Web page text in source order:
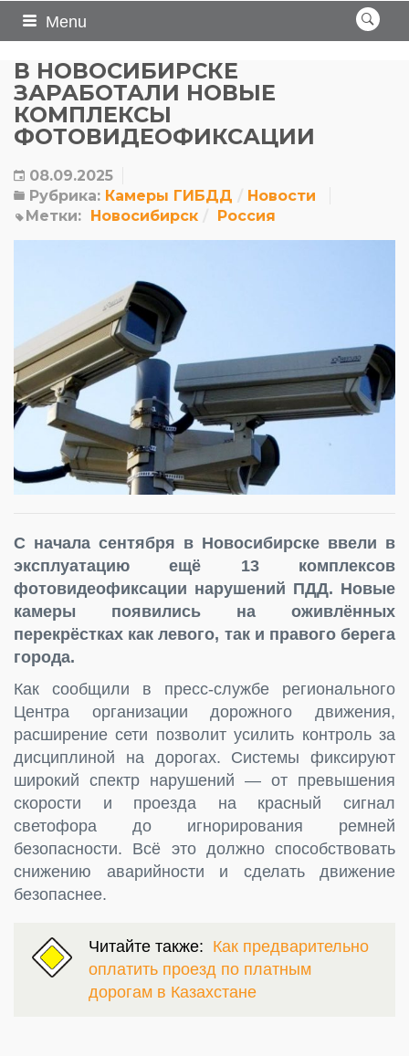
Menu
В НОВОСИБИРСКЕ
ЗАРАБОТАЛИ НОВЫЕ
КОМПЛЕКСЫ
ФОТОВИДЕОФИКСАЦИИ
08.09.2025
Рубрика: Камеры ГИБДД
Новости
Метки: Новосибирск Россия
С начала сентября в Новосибирске ввели в
эксплуатацию ещё 13 комплексов
фотовидеофиксации нарушений ПДД. Новые
камеры появились на оживлённых
перекрёстках как левого, так и правого берега
города.
Как сообщили в пресс-службе регионального
Центра организации дорожного движения,
расширение сети позволит усилить контроль за
дисциплиной на дорогах. Системы фиксируют
широкий спектр нарушений — от превышения
скорости и проезда на красный сигнал
светофора до игнорирования ремней
безопасности. Всё это должно способствовать
снижению аварийности и сделать движение
безопаснее.
Читайте также: Как предварительно
оплатить проезд по платным
дорогам в Казахстане